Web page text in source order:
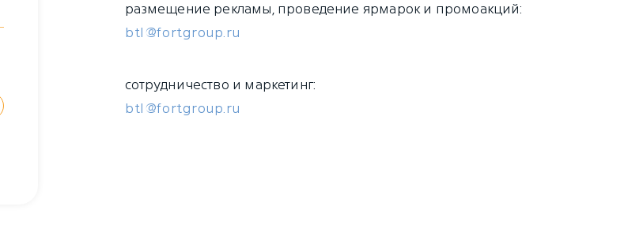
размещение рекламы, проведение ярмарок и промоакций:
btl@fortgroup.ru
сотрудничество и маркетинг:
btl@fortgroup.ru